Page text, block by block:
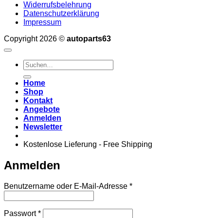
Widerrufsbelehrung
Datenschutzerklärung
Impressum
Copyright 2026 © autoparts63
Suchen
nach:
Home
Shop
Kontakt
Angebote
Anmelden
Newsletter
Kostenlose Lieferung - Free Shipping
Anmelden
Benutzername oder E-Mail-Adresse *Erforderlich
Passwort*Erforderlich